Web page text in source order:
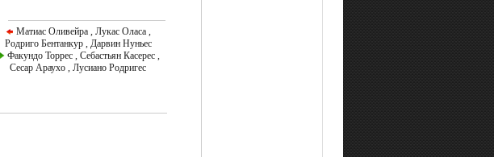
Матиас Оливейра , Лукас Оласа ,
Родриго Бентанкур , Дарвин Нуньес
Факундо Торрес , Себастьян Касерес ,
Сесар Араухо , Лусиано Родригес